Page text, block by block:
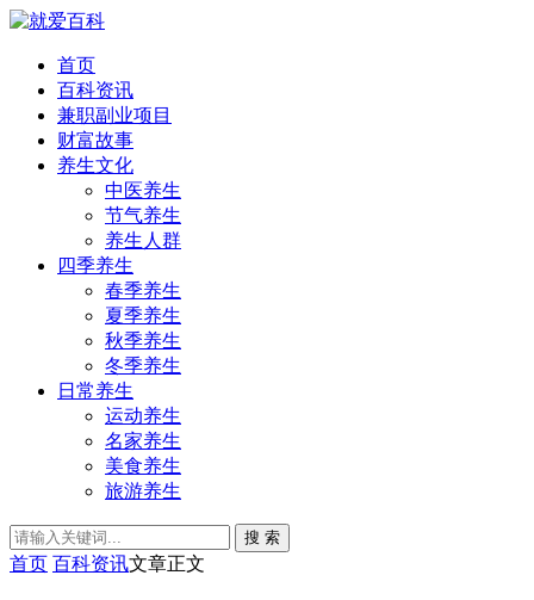
首页
百科资讯
兼职副业项目
财富故事
养生文化
中医养生
节气养生
养生人群
四季养生
春季养生
夏季养生
秋季养生
冬季养生
日常养生
运动养生
名家养生
美食养生
旅游养生
搜 索
首页 百科资讯文章正文